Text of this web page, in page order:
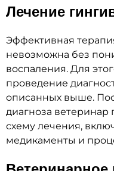
Лечение
Эффективная
невозможна без
воспаления. Для
проведение
описанных выше.
диагноза
схему лечения,
медикаменты и